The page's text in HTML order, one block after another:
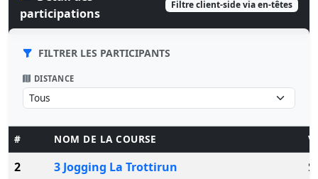
participations
Filtre client-side via en-têtes
FILTRER LES PARTICIPANTS
DISTANCE
# NOM DE LA COURSE
2 3 Jogging La Trottirun